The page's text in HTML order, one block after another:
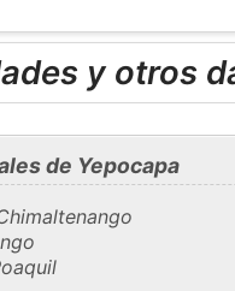
y otros
de Yepocapa